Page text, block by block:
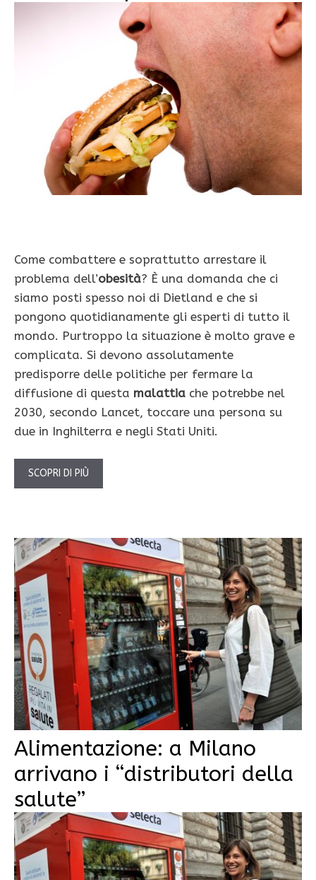
Come combattere e soprattutto arrestare il
problema dell’obesità? È una domanda che ci
siamo posti spesso noi di Dietland e che si
pongono quotidianamente gli esperti di tutto il
mondo. Purtroppo la situazione è molto grave e
complicata. Si devono assolutamente
predisporre delle politiche per fermare la
diffusione di questa malattia che potrebbe nel
2030, secondo Lancet, toccare una persona su
due in Inghilterra e negli Stati Uniti.
SCOPRI DI PIÙ
Alimentazione: a Milano
arrivano i “distributori della
salute”